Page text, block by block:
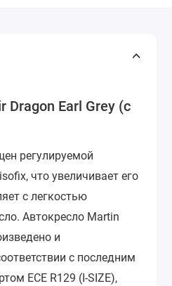
Dragon Earl Grey (с
регулируемой
что увеличивает его
с легкостью
Автокресло Martin
и
с последним
ECE R129 (I-SIZE),